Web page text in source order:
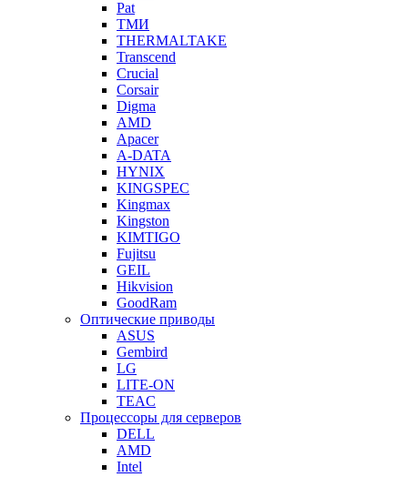
Pat
ТМИ
THERMALTAKE
Transcend
Crucial
Corsair
Digma
AMD
Apacer
A-DATA
HYNIX
KINGSPEC
Kingmax
Kingston
KIMTIGO
Fujitsu
GEIL
Hikvision
GoodRam
Оптические приводы
ASUS
Gembird
LG
LITE-ON
TEAC
Процессоры для серверов
DELL
AMD
Intel